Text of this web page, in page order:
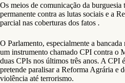
Os meios de comunicação da burguesia
permanente contra as lutas sociais e a
parcial nas coberturas dos fatos .
O Parlamento, especialmente a
um instrumento chamado CPI contra o
duas CPIs nos últimos três anos. A CPI
pretende paralisar a Reforma Agrária e
violência até terrorismo.